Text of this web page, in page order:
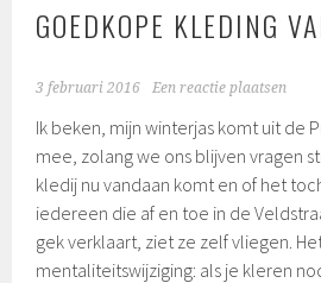
GOEDKOPE KLEDING
3 februari 2016 Een reactie plaatsen
Ik beken, mijn winterjas komt uit de
mee, zolang we ons blijven vragen
kledij nu vandaan komt en of het
iedereen die af en toe in de
gek verklaart, ziet ze zelf vliegen.
mentaliteitswijziging: als je kleren